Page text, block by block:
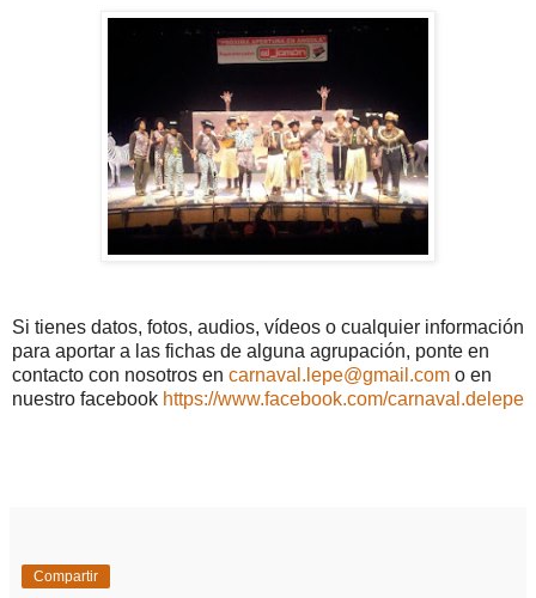
Si tienes datos, fotos, audios, vídeos o cualquier información
para aportar a las fichas de alguna agrupación, ponte en
contacto con nosotros en carnaval.lepe@gmail.com o en
nuestro facebook https://www.facebook.com/carnaval.delepe
Compartir